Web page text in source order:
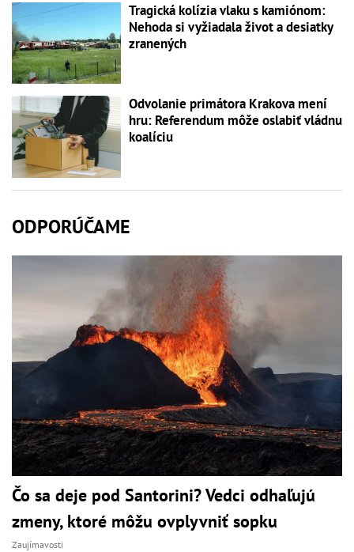
Tragická kolízia vlaku s kamiónom:
Nehoda si vyžiadala život a desiatky
zranených
Odvolanie primátora Krakova mení
hru: Referendum môže oslabiť vládnu
koalíciu
ODPORÚČAME
Čo sa deje pod Santorini? Vedci odhaľujú
zmeny, ktoré môžu ovplyvniť sopku
Zaujímavosti